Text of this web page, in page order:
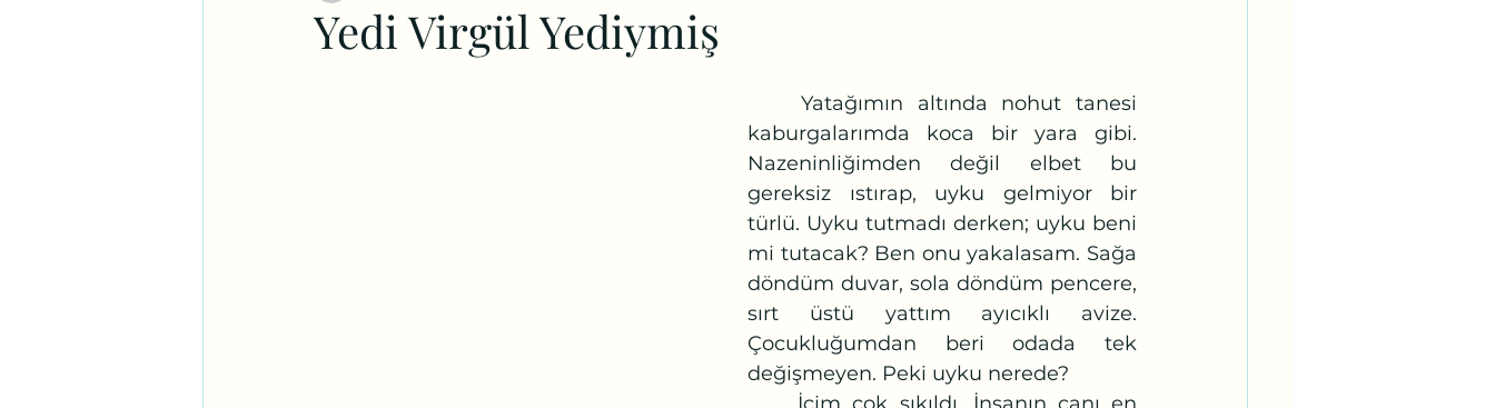
Yedi Virgül Yediymiş
kaburgalarımda koca bir yara gibi.
Nazeninliğimden değil elbet bu
gereksiz ıstırap, uyku gelmiyor bir
türlü. Uyku tutmadı derken; uyku beni
mi tutacak? Ben onu yakalasam. Sağa
döndüm duvar, sola döndüm pencere,
sırt üstü yattım ayıcıklı avize.
Çocukluğumdan beri odada tek
değişmeyen. Peki uyku nerede?